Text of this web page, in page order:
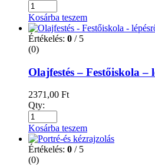
Kosárba teszem
Értékelés: 0 / 5
(0)
Olajfestés – Festőiskola –
2371,00 Ft
Qty:
Kosárba teszem
Értékelés: 0 / 5
(0)